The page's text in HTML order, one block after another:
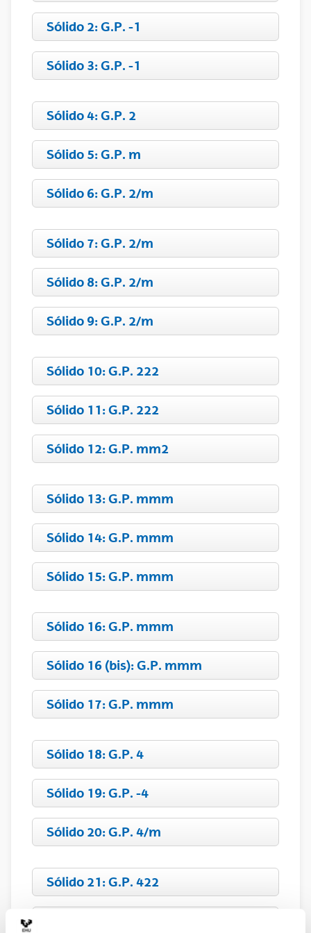
Sólido 2: G.P. -1
Sólido 3: G.P. -1
Sólido 4: G.P. 2
Sólido 5: G.P. m
Sólido 6: G.P. 2/m
Sólido 7: G.P. 2/m
Sólido 8: G.P. 2/m
Sólido 9: G.P. 2/m
Sólido 10: G.P. 222
Sólido 11: G.P. 222
Sólido 12: G.P. mm2
Sólido 13: G.P. mmm
Sólido 14: G.P. mmm
Sólido 15: G.P. mmm
Sólido 16: G.P. mmm
Sólido 16 (bis): G.P. mmm
Sólido 17: G.P. mmm
Sólido 18: G.P. 4
Sólido 19: G.P. -4
Sólido 20: G.P. 4/m
Sólido 21: G.P. 422